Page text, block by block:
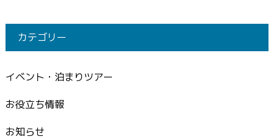
カテゴリー
イベント・泊まりツアー
お役立ち情報
お知らせ